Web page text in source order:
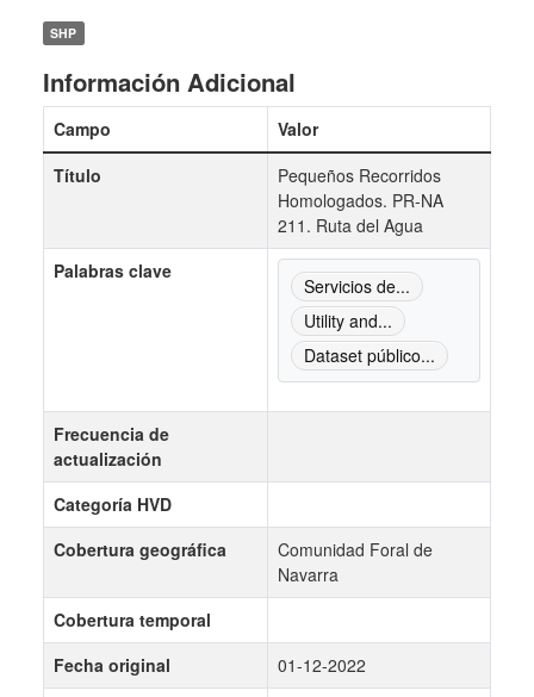
SHP
Información Adicional
Campo
Valor
Título
Pequeños Recorridos
Homologados. PR-NA
211. Ruta del Agua
Palabras clave
Servicios de...
Utility and...
Dataset público...
Frecuencia de
actualización
Categoría HVD
Cobertura geográfica
Comunidad Foral de
Navarra
Cobertura temporal
Fecha original
01-12-2022